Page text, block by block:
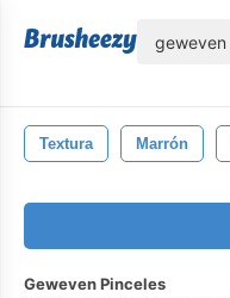
Textura Marrón
Geweven Pinceles